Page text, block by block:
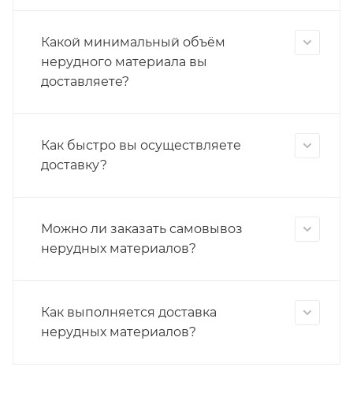
Какой минимальный объём
нерудного материала вы
доставляете?
Как быстро вы осуществляете
доставку?
Можно ли заказать самовывоз
нерудных материалов?
Как выполняется доставка
нерудных материалов?